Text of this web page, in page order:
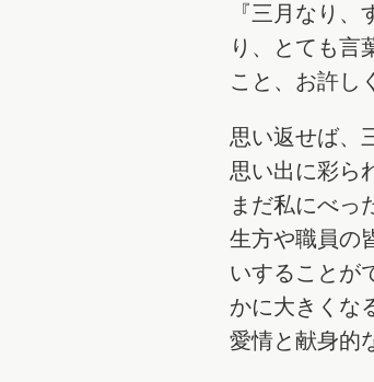
『三月なり
り、とても言
こと、お許し
思い返せば、
思い出に彩ら
まだ私にべっ
生方や職員の
いすることが
かに大きくな
愛情と献身的